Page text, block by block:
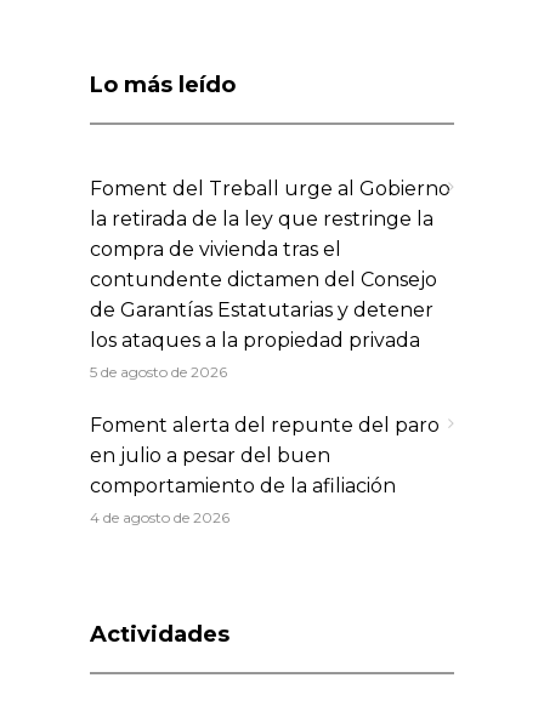
Lo más leído
Foment del Treball urge al Gobierno
la retirada de la ley que restringe la
compra de vivienda tras el
contundente dictamen del Consejo
de Garantías Estatutarias y detener
los ataques a la propiedad privada
5 de agosto de 2026
Foment alerta del repunte del paro
en julio a pesar del buen
comportamiento de la afiliación
4 de agosto de 2026
Actividades